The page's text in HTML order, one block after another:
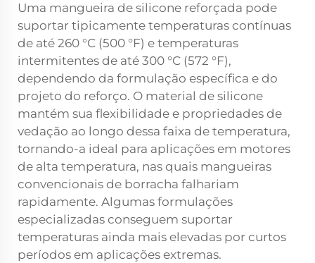
Uma mangueira de silicone reforçada pode
suportar tipicamente temperaturas contínuas
de até 260 °C (500 °F) e temperaturas
intermitentes de até 300 °C (572 °F),
dependendo da formulação específica e do
projeto do reforço. O material de silicone
mantém sua flexibilidade e propriedades de
vedação ao longo dessa faixa de temperatura,
tornando-a ideal para aplicações em motores
de alta temperatura, nas quais mangueiras
convencionais de borracha falhariam
rapidamente. Algumas formulações
especializadas conseguem suportar
temperaturas ainda mais elevadas por curtos
períodos em aplicações extremas.